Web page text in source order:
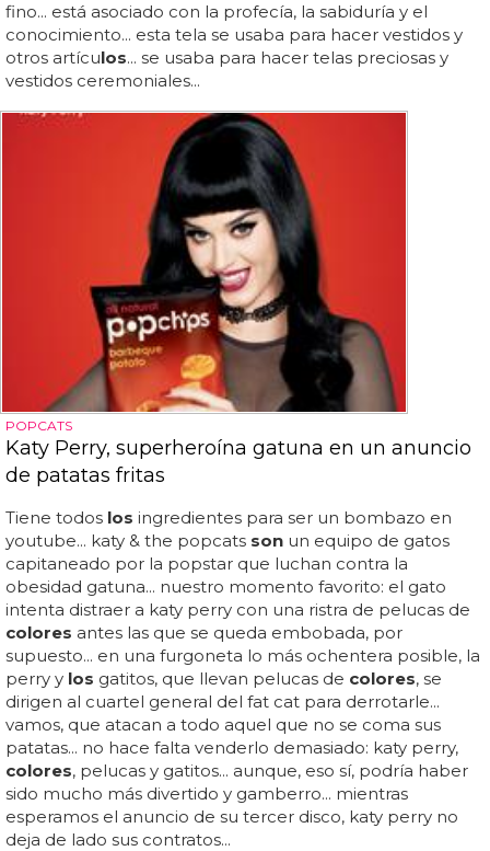
fino... está asociado con la profecía, la sabiduría y el
conocimiento... esta tela se usaba para hacer vestidos y
otros artículos... se usaba para hacer telas preciosas y
vestidos ceremoniales...
POPCATS
Katy Perry, superheroína gatuna en un anuncio
de patatas fritas
Tiene todos los ingredientes para ser un bombazo en
youtube... katy & the popcats son un equipo de gatos
capitaneado por la popstar que luchan contra la
obesidad gatuna... nuestro momento favorito: el gato
intenta distraer a katy perry con una ristra de pelucas de
colores antes las que se queda embobada, por
supuesto... en una furgoneta lo más ochentera posible, la
perry y los gatitos, que llevan pelucas de colores, se
dirigen al cuartel general del fat cat para derrotarle...
vamos, que atacan a todo aquel que no se coma sus
patatas... no hace falta venderlo demasiado: katy perry,
colores, pelucas y gatitos... aunque, eso sí, podría haber
sido mucho más divertido y gamberro... mientras
esperamos el anuncio de su tercer disco, katy perry no
deja de lado sus contratos...